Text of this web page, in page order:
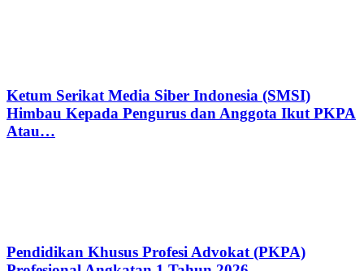
Ketum Serikat Media Siber Indonesia (SMSI)
Himbau Kepada Pengurus dan Anggota Ikut PKPA
Atau…
Pendidikan Khusus Profesi Advokat (PKPA)